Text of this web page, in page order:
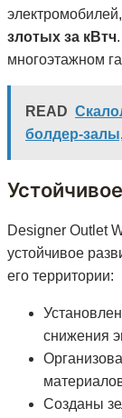
злотых за кВтч
многоэтажном
READ
болдер-
Designer Outlet
устойчивое
его территории:
снижения
Созданы